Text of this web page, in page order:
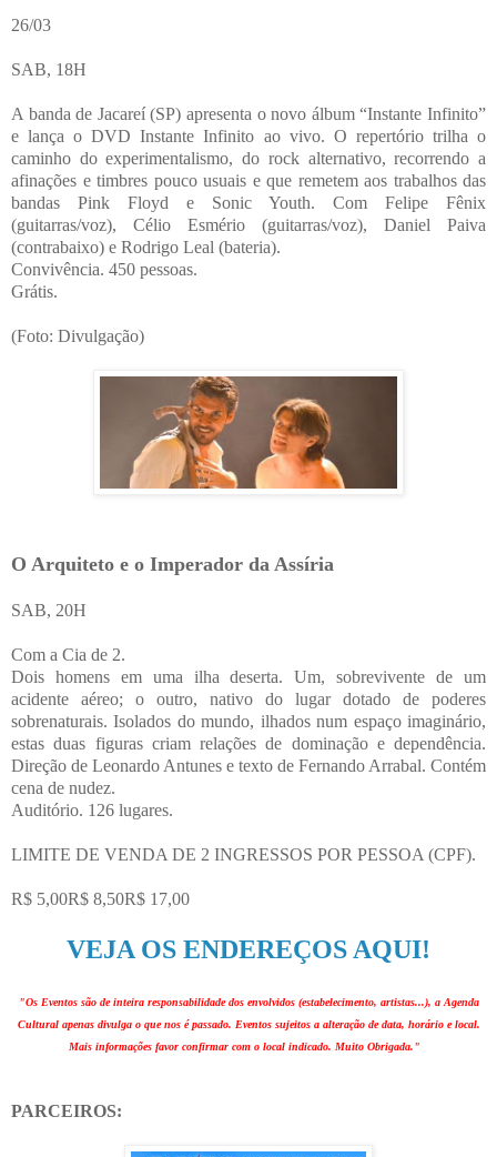
26/03
SAB, 18H
A banda de Jacareí (SP) apresenta o novo álbum “Instante Infinito”
e lança o DVD Instante Infinito ao vivo. O repertório trilha o
caminho do experimentalismo, do rock alternativo, recorrendo a
afinações e timbres pouco usuais e que remetem aos trabalhos das
bandas Pink Floyd e Sonic Youth. Com Felipe Fênix
(guitarras/voz), Célio Esmério (guitarras/voz), Daniel Paiva
(contrabaixo) e Rodrigo Leal (bateria).
Convivência. 450 pessoas.
Grátis.
(Foto: Divulgação)
O Arquiteto e o Imperador da Assíria
SAB, 20H
Com a Cia de 2.
Dois homens em uma ilha deserta. Um, sobrevivente de um
acidente aéreo; o outro, nativo do lugar dotado de poderes
sobrenaturais. Isolados do mundo, ilhados num espaço imaginário,
estas duas figuras criam relações de dominação e dependência.
Direção de Leonardo Antunes e texto de Fernando Arrabal. Contém
cena de nudez.
Auditório. 126 lugares.
LIMITE DE VENDA DE 2 INGRESSOS POR PESSOA (CPF).
R$ 5,00R$ 8,50R$ 17,00
VEJA OS ENDEREÇOS AQUI!
"Os Eventos são de inteira responsabilidade dos envolvidos (estabelecimento, artistas...), a Agenda
Cultural apenas divulga o que nos é passado. Eventos sujeitos a alteração de data, horário e local.
Mais informações favor confirmar com o local indicado. Muito Obrigada."
PARCEIROS: